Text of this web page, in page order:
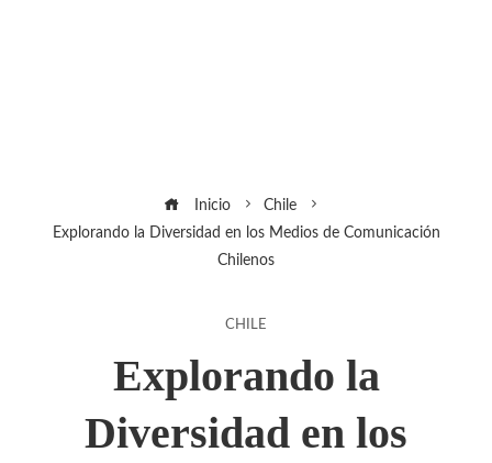
Inicio
Chile
Explorando la Diversidad en los Medios de Comunicación
Chilenos
CHILE
Explorando la
Diversidad en los